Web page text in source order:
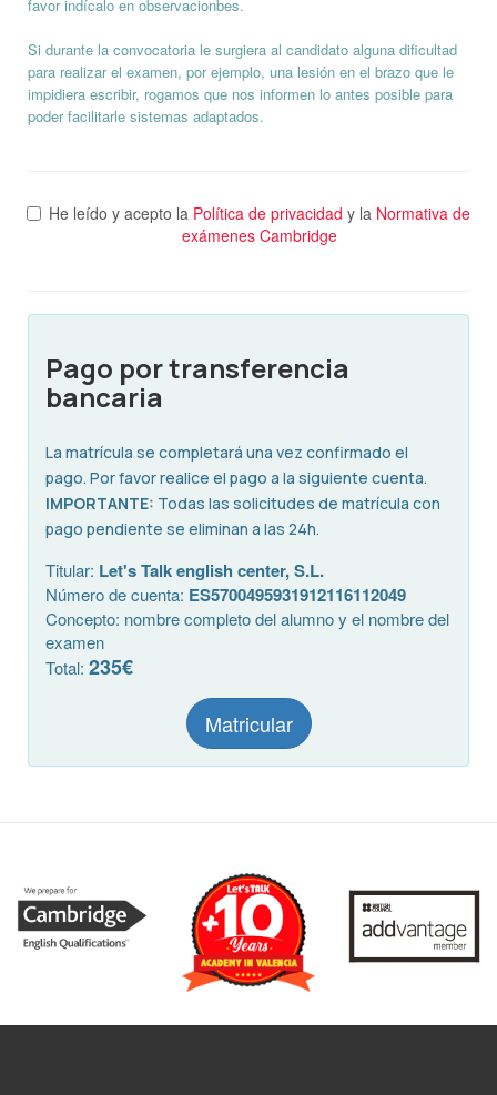
favor indícalo en observacionbes.
Si durante la convocatoria le surgiera al candidato alguna dificultad
para realizar el examen, por ejemplo, una lesión en el brazo que le
impidiera escribir, rogamos que nos informen lo antes posible para
poder facilitarle sistemas adaptados.
He leído y acepto la Política de privacidad y la Normativa de
exámenes Cambridge
Pago por transferencia
bancaria
La matrícula se completará una vez confirmado el
pago. Por favor realice el pago a la siguiente cuenta.
IMPORTANTE: Todas las solicitudes de matrícula con
pago pendiente se eliminan a las 24h.
Titular: Let's Talk english center, S.L.
Número de cuenta: ES5700495931912116112049
Concepto: nombre completo del alumno y el nombre del
examen
Total: 235€
Matricular